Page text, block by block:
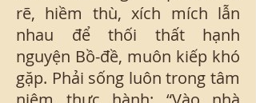
rẽ, hiềm thù, xích mích lẫn
nhau để thối thất hạnh
nguyện Bồ-đề, muôn kiếp khó
gặp. Phải sống luôn trong tâm